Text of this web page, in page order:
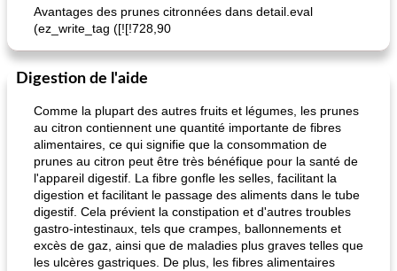
Avantages des prunes citronnées dans detail.eval
(ez_write_tag ([![!728,90
Digestion de l'aide
Comme la plupart des autres fruits et légumes, les prunes
au citron contiennent une quantité importante de fibres
alimentaires, ce qui signifie que la consommation de
prunes au citron peut être très bénéfique pour la santé de
l'appareil digestif. La fibre gonfle les selles, facilitant la
digestion et facilitant le passage des aliments dans le tube
digestif. Cela prévient la constipation et d'autres troubles
gastro-intestinaux, tels que crampes, ballonnements et
excès de gaz, ainsi que de maladies plus graves telles que
les ulcères gastriques. De plus, les fibres alimentaires